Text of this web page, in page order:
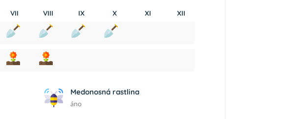
VII VIII IX X XI XII
Medonosná rastlina
áno